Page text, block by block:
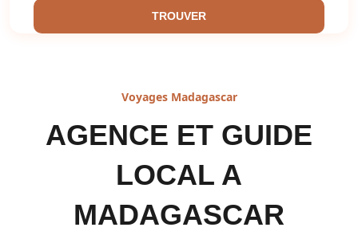
TROUVER
Voyages Madagascar
AGENCE ET GUIDE
LOCAL A
MADAGASCAR